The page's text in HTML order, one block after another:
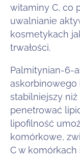
witaminy C, co
uwalnianie
kosmetykach
trwałości.
Palmitynian-6-
askorbinowego
stabilniejszy
penetrować
lipofilność
komórkowe,
C w komórkach